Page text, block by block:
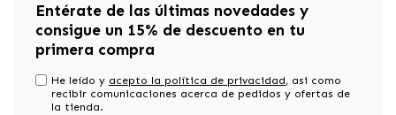
Entérate de las últimas novedades y
consigue un 15% de descuento en tu
primera compra
He leído y acepto la política de privacidad, asi como
recibir comunicaciones acerca de pedidos y ofertas de
la tienda.